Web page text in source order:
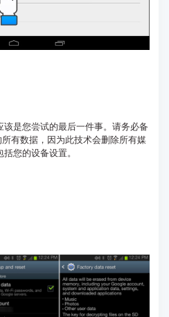
是您尝试的最后一件事。请务必备
有数据，因为此技术会删除所有媒
您的设备设置。